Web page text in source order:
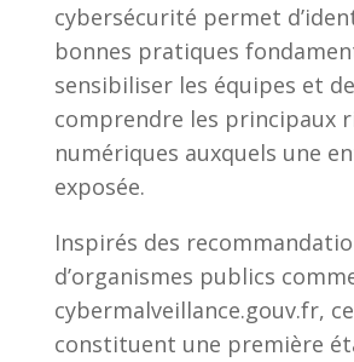
cybersécurité permet
bonnes pratiques
sensibiliser les équipes et
comprendre les principaux
numériques auxquels une
exposée.
Inspirés des
d’organismes publics
cybermalveillance.gouv.fr,
constituent une première